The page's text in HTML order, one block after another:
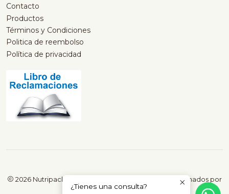
Contacto
Productos
Términos y Condiciones
Politica de reembolso
Política de privacidad
2026 Nutripack Perú | Productos saludables seleccionados por
nutricionistas.
¿Tienes una consulta?